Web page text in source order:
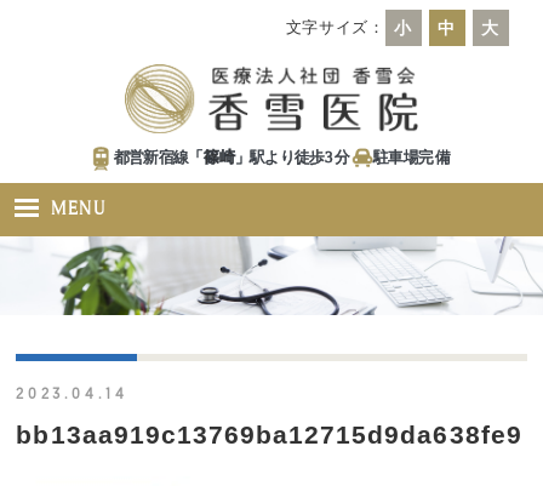
文字サイズ： 小 中 大
都営新宿線「篠崎」駅より徒歩3分 駐車場完備
MENU
2023.04.14
bb13aa919c13769ba12715d9da638fe9